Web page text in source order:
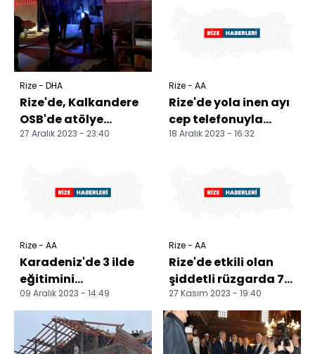
Rize - DHA
Rize'de, Kalkandere
OSB'de atölye
yangını
27 Aralık 2023 - 23:40
Rize - AA
Rize'de yola inen ayı
cep telefonuyla
görüntülendi
18 Aralık 2023 - 16:32
Rize - AA
Karadeniz'de 3 ilde
eğitimini
tamamlayan 1212
polis adayı yemin
etti
09 Aralık 2023 - 14:49
Rize - AA
Rize'de etkili olan
şiddetli rüzgarda 74
evin çatısında hasar
oluştu
27 Kasım 2023 - 19:40